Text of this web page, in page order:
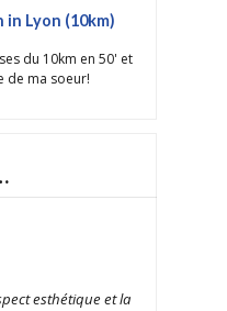
in Lyon (10km)
du 10km en 50' et
de ma soeur!
esthétique et la